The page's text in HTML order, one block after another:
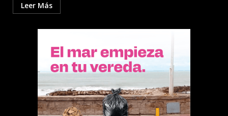
Leer Más